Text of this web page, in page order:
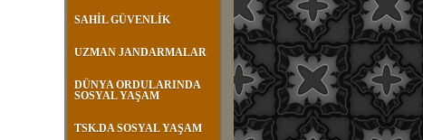
SAHİL GÜVENLİK
UZMAN JANDARMALAR
DÜNYA ORDULARINDA
SOSYAL YAŞAM
TSK.DA SOSYAL YAŞAM